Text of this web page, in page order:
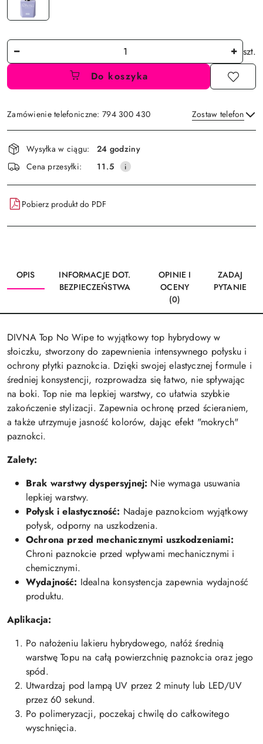
Ilość
szt.
Do koszyka
Zamówienie telefoniczne: 794 300 430 Zostaw telefon
Wyślij
Dostępność
i
dostawa
Wysyłka w ciągu:
24 godziny
Cena przesyłki:
11.5
Pobierz produkt do PDF
OPIS
INFORMACJE DOT.
BEZPIECZEŃSTWA
OPINIE I
OCENY
(0)
ZADAJ
PYTANIE
DIVNA Top NoWipe towyjątkowy top hybrydowyw
słoiczku, stworzonydo zapewnienia intensywnego połysku i
ochrony płytki paznokcia. Dziękiswojejelastycznejformule i
średniej konsystencji, rozprowadza sięłatwo, niespływając
na boki.Top nie ma lepkiej warstwy, co ułatwia szybkie
zakończenie stylizacji. Zapewniaochronę przed ścieraniem,
atakże utrzymuje jasność kolorów, dając efekt "mokrych"
paznokci.
Zalety:
Brak warstwydyspersyjnej: Nie wymaga usuwania
lepkiejwarstwy.
Połyskielastyczność: Nadaje paznokciom wyjątkowy
połysk,odporny na uszkodzenia.
Ochrona przed mechanicznymi uszkodzeniami:
Chroni paznokcie przed wpływami mechanicznymi i
chemicznymi.
Wydajność: Idealna konsystencjazapewnia wydajność
produktu.
Aplikacja:
Po nałożeniu lakieru hybrydowego, nałóżśrednią
warstwęTopu na całą powierzchnię paznokciaoraz jego
spód.
Utwardzaj pod lampą UV przez 2 minuty lub LED/UV
przez 60sekund.
Po polimeryzacji, poczekajchwilędo całkowitego
wyschnięcia.